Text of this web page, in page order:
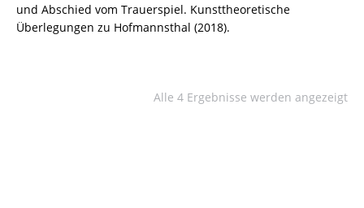
und Abschied vom Trauerspiel. Kunsttheoretische
Überlegungen zu Hofmannsthal (2018).
Alle 4 Ergebnisse werden angezeigt